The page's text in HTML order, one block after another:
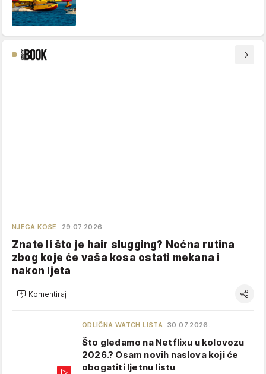
NJEGA KOSE 29.07.2026.
Znate li što je hair slugging? Noćna rutina
zbog koje će vaša kosa ostati mekana i
nakon ljeta
Komentiraj
ODLIČNA WATCH LISTA 30.07.2026.
Što gledamo na Netflixu u kolovozu
2026.? Osam novih naslova koji će
obogatiti ljetnu listu